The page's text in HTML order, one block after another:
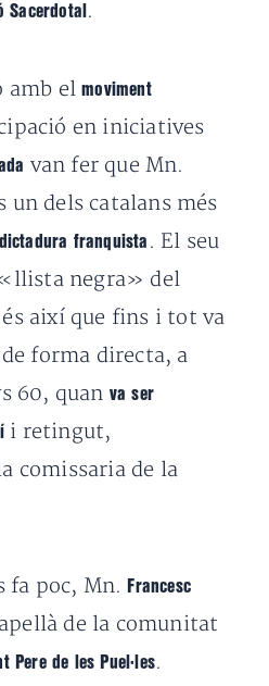
Sacerdotal .
amb elmoviment
en iniciatives
van fer que Mn.
un dels catalans més
dictadura franquista . El seu
negra» del
així que fins i tot va
forma directa, a
60, quan va ser
i retingut,
comissaria de la
fa poc, Mn.Francesc
de la comunitat
Pere de les Puel·les.